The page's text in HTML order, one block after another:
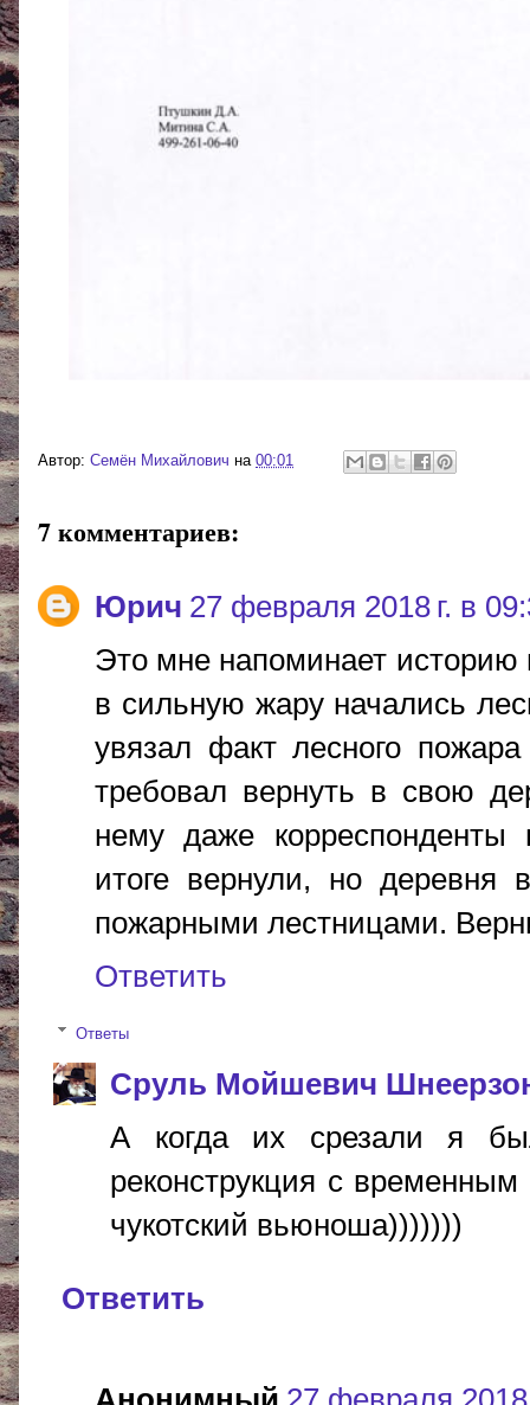
Автор: Cемён Михайлович на 00:01
7 комментариев:
Юрич 27 февраля 2018 г. в
Это мне напоминает историю
в сильную жару начались
увязал факт лесного
требовал вернуть в свою
нему даже
итоге вернули, но деревня
пожарными лестницами.
Ответить
Ответы
Сруль Мойшевич
А когда их срезали я
реконструкция с
чукотский вьюноша)))))))
Ответить